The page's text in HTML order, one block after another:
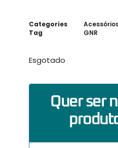
Categories
Tag
GNR
Esgotado
Quer ser